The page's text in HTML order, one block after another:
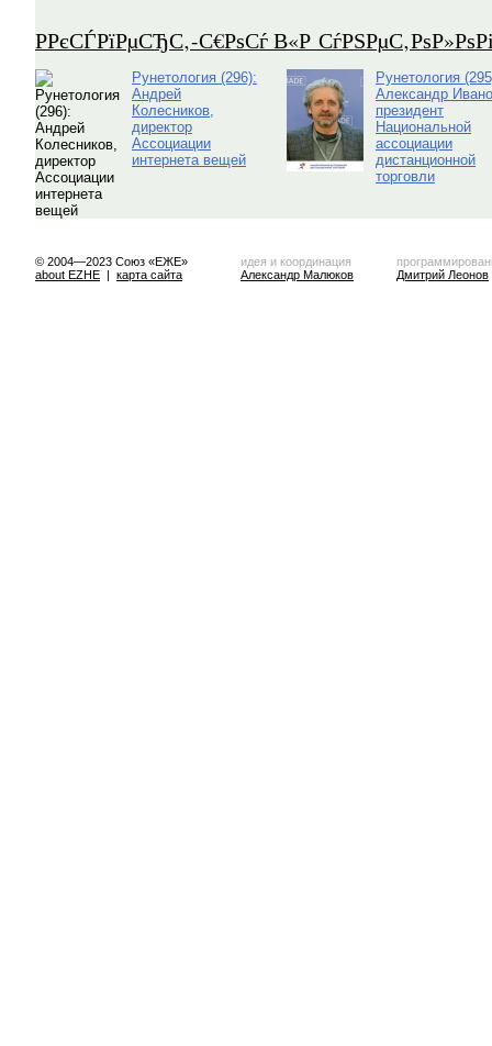
Р­РєСЃРїРµСЂС‚-С€РѕСѓ В«Р
Рунетология (296):
Андрей
Колесников,
директор
Ассоциации
интернета вещей
Рунетология
Александр
президент
Национальной
ассоциации
дистанционной
торговли
© 2004—2023 Союз «ЕЖЕ»
about EZHE | карта сайта
идея и координация
Александр Малюков
Дмитрий Леонов